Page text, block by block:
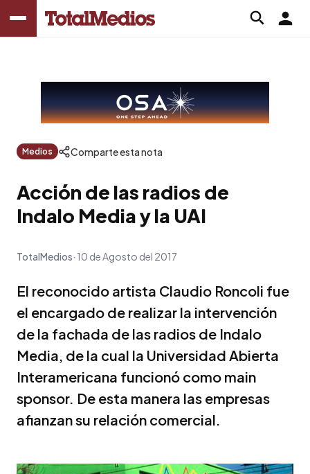
Medios Comparte esta nota
Acción de las radios de
Indalo Media y la UAI
TotalMedios 10 de Agosto del 2017
El reconocido artista Claudio Roncoli fue
el encargado de realizar la intervención
de la fachada de las radios de Indalo
Media, de la cual la Universidad Abierta
Interamericana funcionó como main
sponsor. De esta manera las empresas
afianzan su relación comercial.